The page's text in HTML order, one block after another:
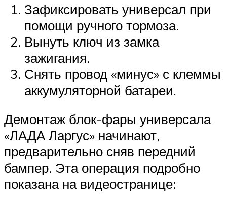
Зафиксировать универсал при
помощи ручного тормоза.
Вынуть ключ из замка
зажигания.
Снять провод «минус» с клеммы
аккумуляторной батареи.
Демонтаж блок-фары универсала
«ЛАДА Ларгус» начинают,
предварительно сняв передний
бампер. Эта операция подробно
показана на видеостранице: